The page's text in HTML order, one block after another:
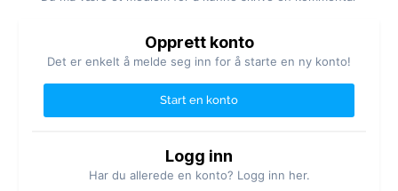
Opprett konto
Det er enkelt å melde seg inn for å starte en ny konto!
Start en konto
Logg inn
Har du allerede en konto? Logg inn her.